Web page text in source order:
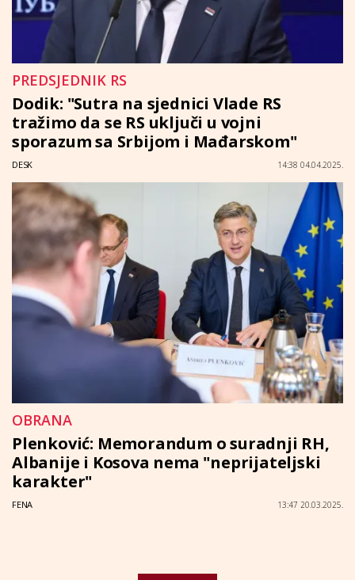
PREDSJEDNIK RS
Dodik: "Sutra na sjednici Vlade RS
tražimo da se RS uključi u vojni
sporazum sa Srbijom i Mađarskom"
DESK 14:38 04.04.2025.
OBRANA
Plenković: Memorandum o suradnji RH,
Albanije i Kosova nema "neprijateljski
karakter"
FENA 13:47 20.03.2025.